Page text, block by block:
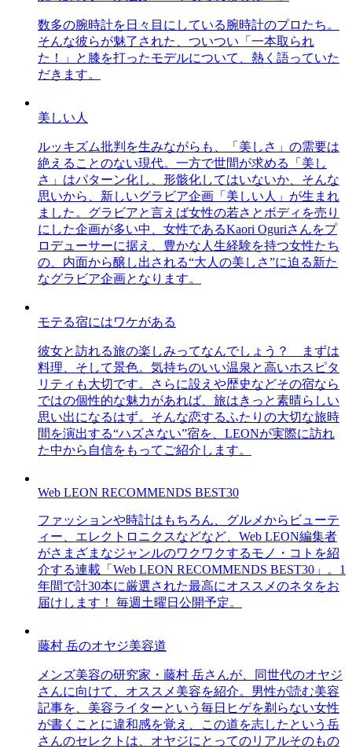
数多の腕時計を日々目にしている腕時計のプロたち。
そんな彼らが魅了された、ついつい「一本取られ
た！」と膝を打ったモデルについて、熱く語っていた
だきます。
美しい人
ルッキズム批判を生みながらも、「美しさ」の需要は
絶えることのない現代。一方で世間が求める「美し
さ」はパターン化し、形骸化してはいないか、そんな
思いから、新しいグラビア企画「美しい人」が生まれ
ました。グラビアと言えば女性の若さとボディを売り
にした企画が多い中、女性であるKaori Oguriさんをプ
ロデューサーに据え、豊かな人生経験を持つ女性たち
の、内面から醸し出される“大人の美しさ”に迫る新た
なグラビア企画となります。
モテる宿にはワケがある
彼女と訪れる旅の楽しみってなんでしょう？ まずは
料理、そして景色。気持ちのいい温泉と高いホスピタ
リティも大切です。さらに設えや歴史などその宿なら
ではの個性的な魅力があれば、旅はきっと素晴らしい
思い出になるはず。そんな恋するふたりの大切な旅時
間を演出する“ハズさない”宿を、LEONが実際に訪れ
た中から自信をもってご紹介します。
Web LEON RECOMMENDS BEST30
ファッションや時計はもちろん、グルメからビューテ
ィー、エレクトロニクスなどなど、Web LEON編集者
がさまざまなジャンルのワクワクするモノ・コトを紹
介する連載「Web LEON RECOMMENDS BEST30」。1
年間で計30本に厳選された最高にオススメのネタをお
届けします！ 毎週土曜日公開予定。
藤村 岳のオヤジ美容道
メンズ美容の研究家・藤村 岳さんが、同世代のオヤジ
さんに向けて、オススメ美容を紹介。男性が読む美容
記事を、美容ライターという毎日ヒゲを剃らない女性
が書くことに違和感を覚え、この道を志したという岳
さんのセレクトは、オヤジにとってのリアルそのもの